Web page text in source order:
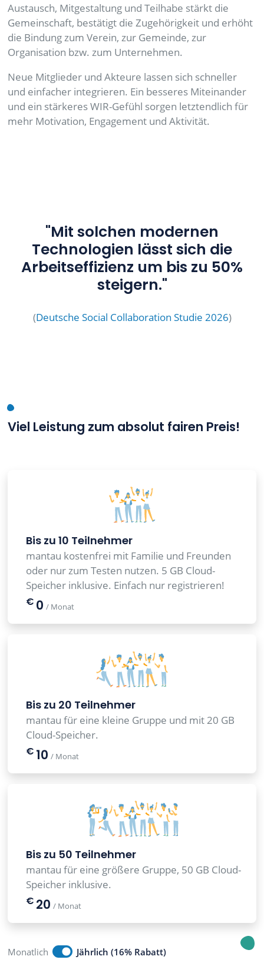
Austausch, Mitgestaltung und Teilhabe stärkt die
Gemeinschaft, bestätigt die Zugehörigkeit und erhöht
die Bindung zum Verein, zur Gemeinde, zur
Organisation bzw. zum Unternehmen.
Neue Mitglieder und Akteure lassen sich schneller
und einfacher integrieren. Ein besseres Miteinander
und ein stärkeres WIR-Gefühl sorgen letztendlich für
mehr Motivation, Engagement und Aktivität.
"Mit solchen modernen
Technologien lässt sich die
Arbeitseffizienz um bis zu 50%
steigern."
(Deutsche Social Collaboration Studie 2026)
Viel Leistung zum absolut fairen Preis!
Bis zu 10 Teilnehmer
mantau kostenfrei mit Familie und Freunden
oder nur zum Testen nutzen. 5 GB Cloud-
Speicher inklusive. Einfach nur registrieren!
€ 0 / Monat
Bis zu 20 Teilnehmer
mantau für eine kleine Gruppe und mit 20 GB
Cloud-Speicher.
€ 10 / Monat
Bis zu 50 Teilnehmer
mantau für eine größere Gruppe, 50 GB Cloud-
Speicher inklusive.
€ 20 / Monat
Monatlich Jährlich (16% Rabatt)